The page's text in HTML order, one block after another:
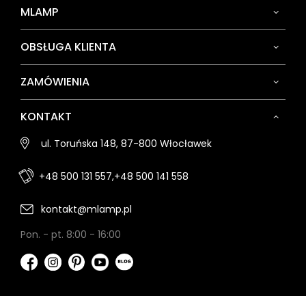
MLAMP
OBSŁUGA KLIENTA
ZAMÓWIENIA
KONTAKT
ul. Toruńska 148, 87-800 Włocławek
+48 500 131 557,+48 500 141 558
kontakt@mlamp.pl
Pon. - pt. 8:00 - 16:00